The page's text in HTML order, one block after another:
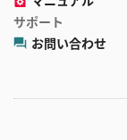
サポート
お問い合わせ